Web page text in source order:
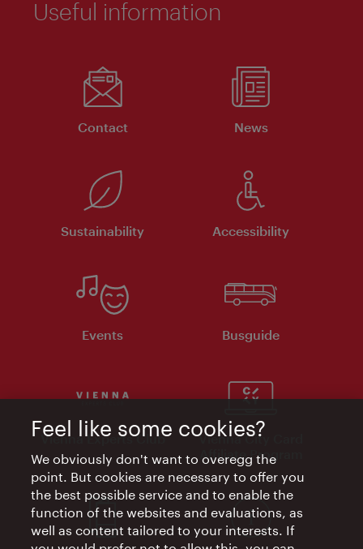
Useful information
Contact News
Sustainability Accessibility
Events Busguide
Vienna Experts Club
Vienna City Card
Affiliate Program
Feel like some cookies?
We obviously don't want to overegg the
point. But cookies are necessary to offer you
the best possible service and to enable the
function of the websites and evaluations, as
well as content tailored to your interests. If